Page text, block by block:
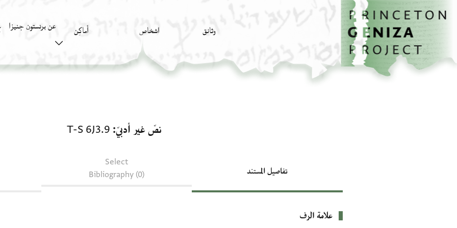
تخطي إلى المحتوى الرئيسي
الصفحة الرئيسية
وثائق اشخاص أَماكِن عن برنستون جنيزا
نصّ غير أدبيّ T-S 6J3.9
تفاصيل المستند
Select
Bibliography (0)
بيانات التعريف
علامة الرف